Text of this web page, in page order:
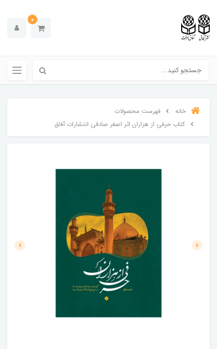
0
خانه
فهرست محصولات
کتاب حرفی از هزاران اثر اصغر صادقی انتشارات آفاق